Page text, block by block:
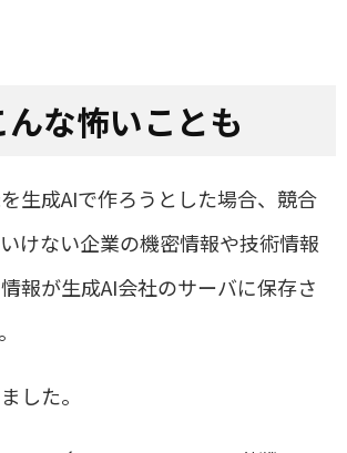
な怖いことも
生成AIで作ろうとした場合、競合
けない企業の機密情報や技術情報
報が生成AI会社のサーバに保存さ
した。